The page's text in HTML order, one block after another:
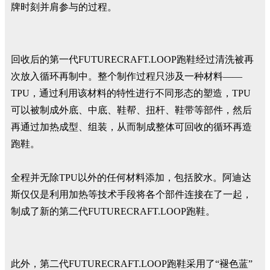
牌时刻并肩参与的过程。
回收后的第一代FUTURECRAFT.LOOP跑鞋经过清洗被再
次放入循环再制中。整个制作过程只涉及一种材料——
TPU，通过利用该材料的特性进行不同形态的塑造，TPU
可以被制成外底、中底、鞋帮、扭杆、鞋带等部件，然后
再通过加热成型、组装，从而制成整体可回收的循环再造
跑鞋。
全程并无除TPU以外的任何材料添加，包括胶水。阿迪达
斯仅仅是利用加热等技术手段将各个部件连接在了一起，
制成了新的第二代FUTURECRAFT.LOOP跑鞋。
此外，第二代FUTURECRAFT.LOOP跑鞋采用了“褪色蓝”